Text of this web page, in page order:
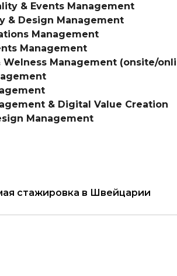
& Events Management
& Design Management
Management
Management
Management (onsite/
& Digital Value Creation
Management
стажировка в Швейцарии